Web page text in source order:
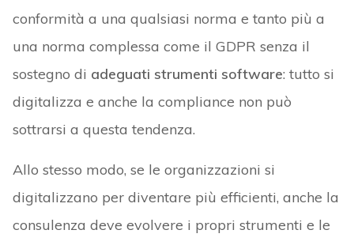
conformità a una qualsiasi norma e tanto più a
una norma complessa come il GDPR senza il
sostegno di adeguati strumenti software: tutto si
digitalizza e anche la compliance non può
sottrarsi a questa tendenza.
Allo stesso modo, se le organizzazioni si
digitalizzano per diventare più efficienti, anche la
consulenza deve evolvere i propri strumenti e le